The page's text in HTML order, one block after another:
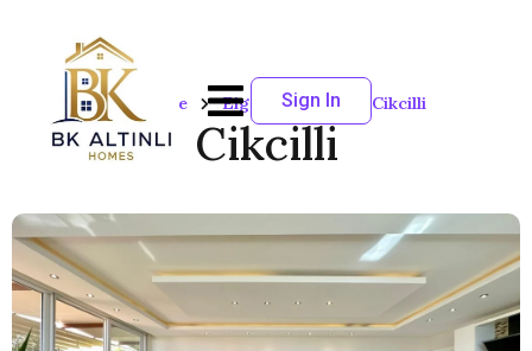
Sign In
Startseite Eigenschaften Cikcilli
Cikcilli
4 Erwachsene
SORTIEREN NACH: